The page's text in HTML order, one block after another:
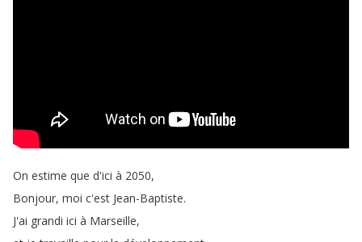
On estime que d'ici à 2050,
Bonjour, moi c'est Jean-Baptiste.
J'ai grandi ici à Marseille,